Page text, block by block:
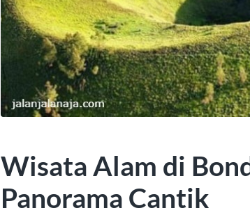
Wisata Alam di
Panorama Cantik